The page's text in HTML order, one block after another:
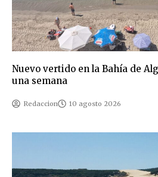
Nuevo vertido en la Bahía de
una semana
Redaccion 10 agosto 2026